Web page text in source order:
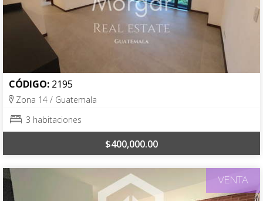
CÓDIGO: 2195
Zona 14 / Guatemala
3 habitaciones
$400,000.00
VENTA